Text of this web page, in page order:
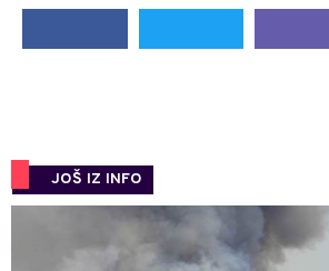
JOŠ IZ INFO